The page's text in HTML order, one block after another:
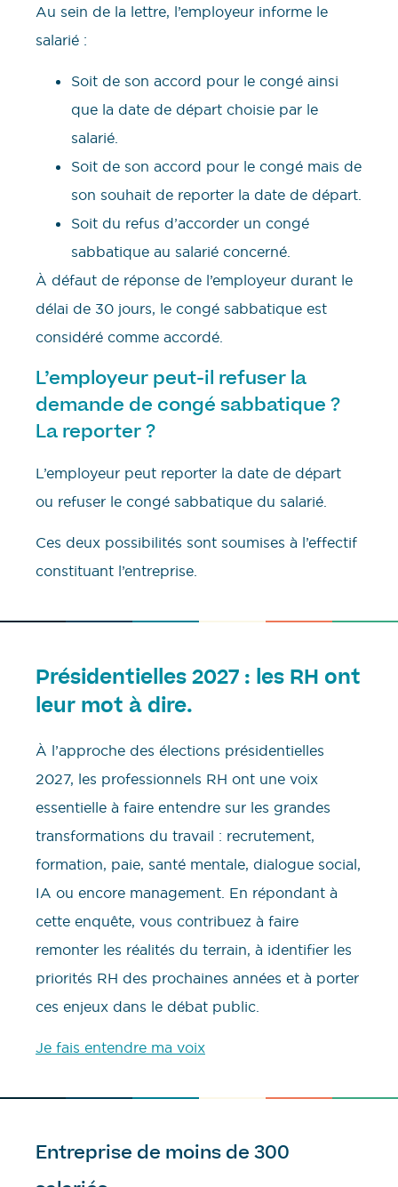
Au sein de la lettre, l’employeur informe le
salarié :
Soit de son accord pour le congé ainsi
que la date de départ choisie par le
salarié.
Soit de son accord pour le congé mais de
son souhait de reporter la date de départ.
Soit du refus d’accorder un congé
sabbatique au salarié concerné.
À défaut de réponse de l’employeur durant le
délai de 30 jours, le congé sabbatique est
considéré comme accordé.
L’employeur peut-il refuser la
demande de congé sabbatique ?
La reporter ?
L’employeur peut reporter la date de départ
ou refuser le congé sabbatique du salarié.
Ces deux possibilités sont soumises à l’effectif
constituant l’entreprise.
Présidentielles 2027 : les RH ont
leur mot à dire.
À l’approche des élections présidentielles
2027, les professionnels RH ont une voix
essentielle à faire entendre sur les grandes
transformations du travail : recrutement,
formation, paie, santé mentale, dialogue social,
IA ou encore management. En répondant à
cette enquête, vous contribuez à faire
remonter les réalités du terrain, à identifier les
priorités RH des prochaines années et à porter
ces enjeux dans le débat public.
Je fais entendre ma voix
Entreprise de moins de 300